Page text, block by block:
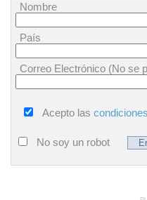
Nombre
País
Correo Electrónico (No se
Acepto las
No soy un robot